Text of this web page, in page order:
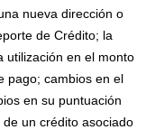
nueva dirección o
de Crédito; la
utilización en el monto
pago; cambios en el
en su puntuación
un crédito asociado